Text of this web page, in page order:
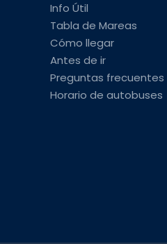
Info Útil
Tabla de Mareas
Cómo llegar
Antes de ir
Preguntas frecuentes
Horario de autobuses